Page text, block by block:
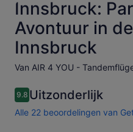
Innsbruck:
Avontuur in
Innsbruck
Van AIR 4 YOU -
9.89.8 van 10
Uitzonderlijk
Alle 22 beoordelingen van